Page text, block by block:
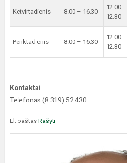
Ketvirtadienis 8.00 – 16.30
12.00 –
12.30
Penktadienis 8.00 – 16.30
12.00 –
12.30
Kontaktai
Telefonas (8 319) 52 430
El. paštas Rašyti